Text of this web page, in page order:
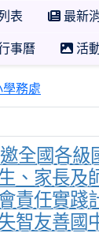
表 最新
事曆 活
全國各級
、家長及
責任實踐
智友善國